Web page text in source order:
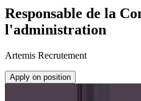
Responsable de la
l'administration
Artemis Recrutement
Apply on position